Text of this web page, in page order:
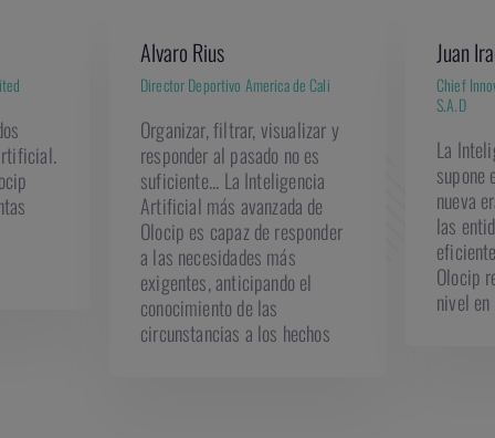
Alvaro Rius
Director Deportivo America de Cali
Organizar, filtrar, visualizar y
responder al pasado no es
suficiente... La Inteligencia
Artificial más avanzada de
Olocip es capaz de responder
a las necesidades más
exigentes, anticipando el
conocimiento de las
circunstancias a los hechos
Juan
Chief
S.A.D
La
supone
nueva
las
Olocip
nivel